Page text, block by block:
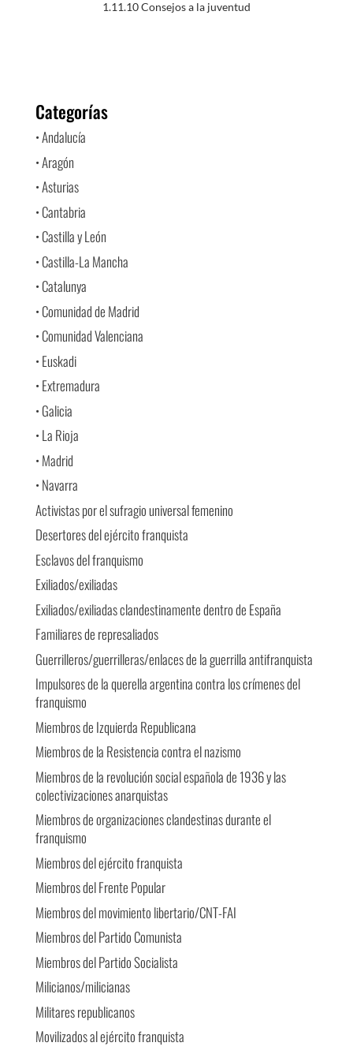
1.11.10 Consejos a la juventud
Categorías
• Andalucía
• Aragón
• Asturias
• Cantabria
• Castilla y León
• Castilla-La Mancha
• Catalunya
• Comunidad de Madrid
• Comunidad Valenciana
• Euskadi
• Extremadura
• Galicia
• La Rioja
• Madrid
• Navarra
Activistas por el sufragio universal femenino
Desertores del ejército franquista
Esclavos del franquismo
Exiliados/exiliadas
Exiliados/exiliadas clandestinamente dentro de España
Familiares de represaliados
Guerrilleros/guerrilleras/enlaces de la guerrilla antifranquista
Impulsores de la querella argentina contra los crímenes del
franquismo
Miembros de Izquierda Republicana
Miembros de la Resistencia contra el nazismo
Miembros de la revolución social española de 1936 y las
colectivizaciones anarquistas
Miembros de organizaciones clandestinas durante el
franquismo
Miembros del ejército franquista
Miembros del Frente Popular
Miembros del movimiento libertario/CNT-FAI
Miembros del Partido Comunista
Miembros del Partido Socialista
Milicianos/milicianas
Militares republicanos
Movilizados al ejército franquista